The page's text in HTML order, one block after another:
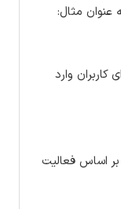
مثال:
وارد
اساس فعالیت